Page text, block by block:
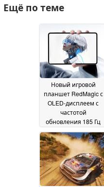
Ещё по теме
Новый игровой
планшет RedMagic с
OLED-дисплеем с
частотой
обновления 185 Гц
поступает в продажу
по всему миру,
однако только в
качестве импортной
продукции01 July 2026